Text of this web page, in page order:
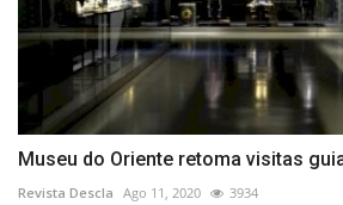
Museu do Oriente retoma visitas
Revista Descla Ago 11, 2020 3934